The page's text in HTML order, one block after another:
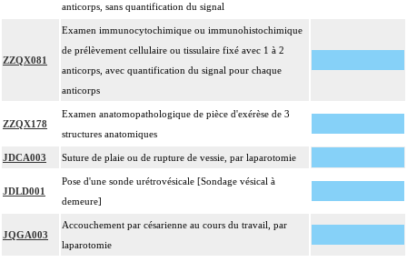
anticorps, sans quantification du signal
ZZQX081
Examen immunocytochimique ou immunohistochimique
de prélèvement cellulaire ou tissulaire fixé avec 1 à 2
anticorps, avec quantification du signal pour chaque
anticorps
ZZQX178
Examen anatomopathologique de pièce d'exérèse de 3
structures anatomiques
JDCA003 Suture de plaie ou de rupture de vessie, par laparotomie
JDLD001
Pose d'une sonde urétrovésicale [Sondage vésical à
demeure]
JQGA003
Accouchement par césarienne au cours du travail, par
laparotomie